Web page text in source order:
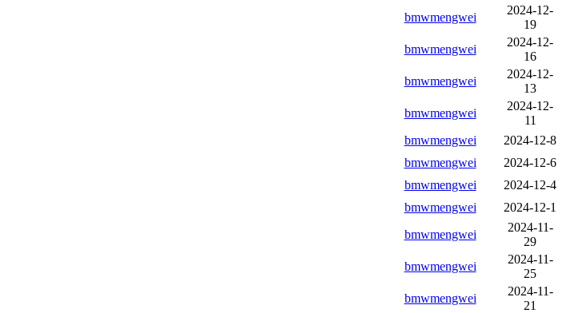
bmwmengwei
2024-12-
19
bmwmengwei
2024-12-
16
bmwmengwei
2024-12-
13
bmwmengwei
2024-12-
11
bmwmengwei
2024-12-8
bmwmengwei
2024-12-6
bmwmengwei
2024-12-4
bmwmengwei 2024-12-1
bmwmengwei
2024-11-
29
bmwmengwei
2024-11-
25
bmwmengwei
2024-11-
21